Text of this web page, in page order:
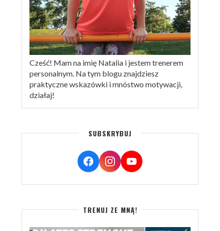
Cześć! Mam na imię Natalia i jestem trenerem
personalnym. Na tym blogu znajdziesz
praktyczne wskazówki i mnóstwo motywacji,
działaj!
SUBSKRYBUJ
TRENUJ ZE MNĄ!